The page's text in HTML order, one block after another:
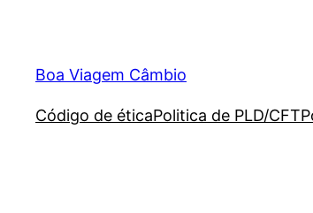
Boa Viagem Câmbio
Código de éticaPolitica de PLD/CFT